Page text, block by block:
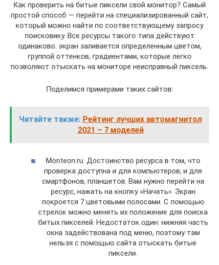
Как проверить на битые пиксели свой монитор? Самый
простой способ — перейти на специализированный сайт,
который можно найти по соответствующему запросу
поисковику. Все ресурсы такого типа действуют
одинаково: экран заливается определенным цветом,
группой оттенков, градиентами, которые легко
позволяют отыскать на мониторе неисправный пиксель.
Поделимся примерами таких сайтов:
Читайте также: Рейтинг лучших автомагнитол
2021 – 7 моделей
Monteon.ru. Достоинство ресурса в том, что
проверка доступна и для компьютеров, и для
смартфонов, планшетов. Вам нужно перейти на
ресурс, нажать на кнопку «Начать». Экран
покроется 7 цветовыми полосами. С помощью
стрелок можно менять их положение для поиска
битых пикселей. Недостаток один: нижняя часть
окна задействована под меню, поэтому там
нельзя с помощью сайта отыскать битые
пиксели.